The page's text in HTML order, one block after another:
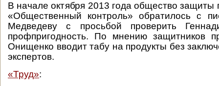
В начале октября 2013 года общество защиты
«Общественный контроль» обратилось с
Медведеву с просьбой проверить
профпригодность. По мнению защитников
Онищенко вводит табу на продукты без
экспертов.
«Труд»: